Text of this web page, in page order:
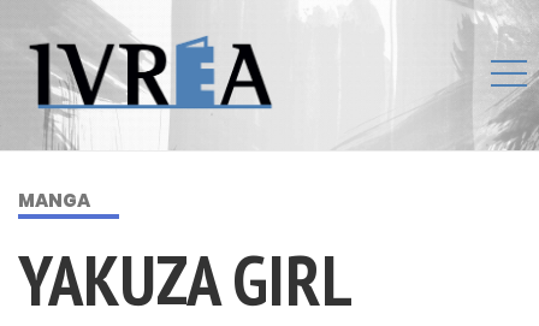
MANGA
YAKUZA GIRL